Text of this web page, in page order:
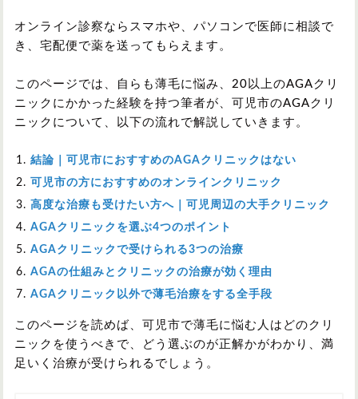
オンライン診察ならスマホや、パソコンで医師に相談で
き、宅配便で薬を送ってもらえます。
このページでは、自らも薄毛に悩み、20以上のAGAクリ
ニックにかかった経験を持つ筆者が、可児市のAGAクリ
ニックについて、以下の流れで解説していきます。
結論｜可児市におすすめのAGAクリニックはない
可児市の方におすすめのオンラインクリニック
高度な治療も受けたい方へ｜可児周辺の大手クリニック
AGAクリニックを選ぶ4つのポイント
AGAクリニックで受けられる3つの治療
AGAの仕組みとクリニックの治療が効く理由
AGAクリニック以外で薄毛治療をする全手段
このページを読めば、可児市で薄毛に悩む人はどのクリ
ニックを使うべきで、どう選ぶのが正解かがわかり、満
足いく治療が受けられるでしょう。